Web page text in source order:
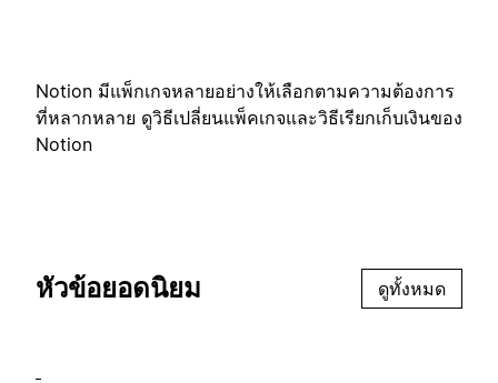
Notion มีแพ็กเกจหลายอย่างให้เลือกตามความต้องการ
ที่หลากหลาย ดูวิธีเปลี่ยนแพ็คเกจและวิธีเรียกเก็บเงินของ
Notion
หัวข้อยอดนิยม ดูทั้งหมด